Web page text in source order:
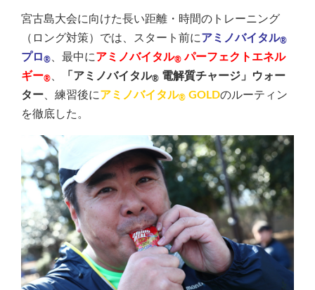
宮古島大会に向けた長い距離・時間のトレーニング
（ロング対策）では、スタート前にアミノバイタル®
プロ®、最中にアミノバイタル® パーフェクトエネル
ギー®、 「アミノバイタル® 電解質チャージ」ウォー
ター、練習後にアミノバイタル® GOLDのルーティン
を徹底した。